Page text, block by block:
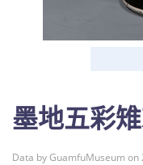
墨地五彩
Data by GuamfuMuseum on